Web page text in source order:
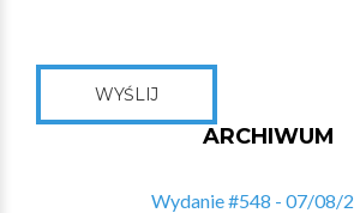
WYŚLIJ
ARCHIWUM
Wydanie #548 - 07/08/